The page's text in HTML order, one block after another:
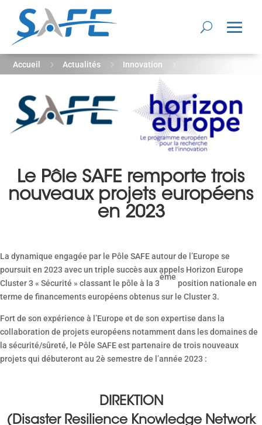
Accueil 5 Actualités 5 Innovation
Le Pôle SAFE remporte trois nouveaux projets européens en
2023
Le Pôle SAFE remporte trois
nouveaux projets européens
en 2023
La dynamique engagée par le Pôle SAFE autour de l’Europe se
poursuit en 2023 avec un triple succès aux appels Horizon Europe
Cluster 3 « Sécurité » classant le pôle à la 3
ème
position nationale en
terme de financements européens obtenus sur le Cluster 3.
Fort de son expérience à l’Europe et de son expertise dans la
collaboration de projets européens notamment dans les domaines de
la sécurité/sûreté, le Pôle SAFE est partenaire de trois nouveaux
projets qui débuteront au 2è semestre de l’année 2023 :
DIREKTION
(Disaster Resilience Knowledge Network